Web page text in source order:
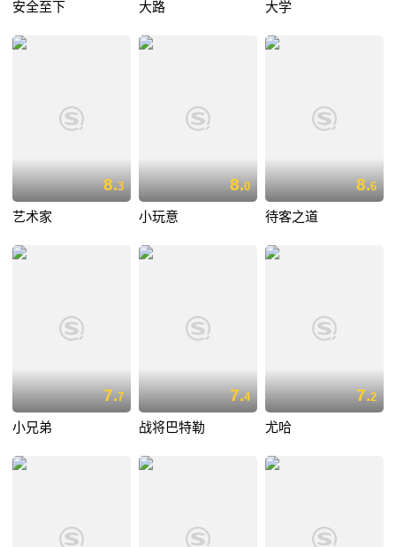
安全至下 大路 大学
8.3
艺术家
8.0
小玩意
8.6
待客之道
7.7
小兄弟
7.4
战将巴特勒
7.2
尤哈